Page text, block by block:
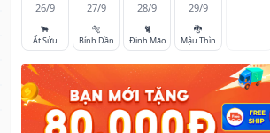
26/9
🐂
Ất Sửu
27/9
🐅
Bính Dần
28/9
🐈
Đinh Mão
29/9
🐉
Mậu Thìn